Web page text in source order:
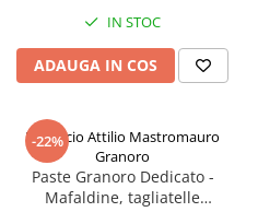
Spania / Cipru / Africa
Sare de mare din Oceanele Pacific
Sare de mare naturala din
Portugalia
Sare de roca
Sare marina
Prajitore paine
Gratare
Cesti, boluri, vesela
IN STOC
ADAUGA IN COS
-22%
Pastificio Attilio Mastromauro
Granoro
Paste Granoro Dedicato -
Mafaldine, tagliatelle